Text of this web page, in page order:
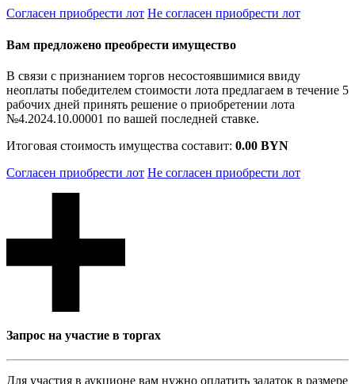
Согласен приобрести лот Не согласен приобрести лот
Вам предложено преобрести имущество
В связи с признанием торгов несостоявшимися ввиду
неоплаты победителем стоимости лота предлагаем в течение 5
рабочих дней принять решение о приобретении лота
№4.2024.10.00001 по вашей последней ставке.
Итоговая стоимость имущества составит: 0.00 BYN
Согласен приобрести лот Не согласен приобрести лот
Запрос на участие в торгах
Для участия в аукционе вам нужно оплатить задаток в размере